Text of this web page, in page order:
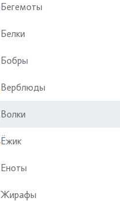
Бегемоты
Белки
Бобры
Верблюды
Волки
Ёжик
Еноты
Жирафы